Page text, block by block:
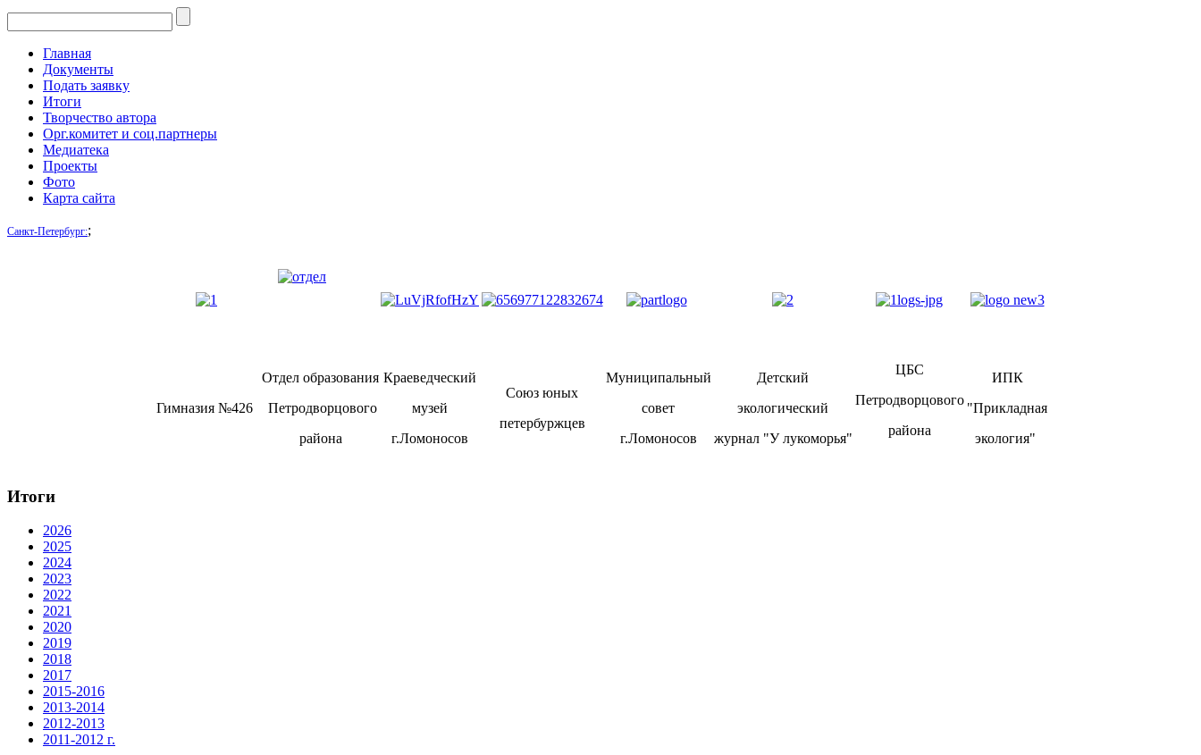
Главная
Документы
Подать заявку
Итоги
Творчество автора
Орг.комитет и соц.партнеры
Медиатека
Проекты
Фото
Карта сайта
Санкт-Петербург:;
Гимназия №426
Отдел образования
Петродворцового
района
Краеведческий
музей
г.Ломоносов
Союз юных
петербуржцев
Муниципальный
совет
г.Ломоносов
Детский
экологический
журнал "У лукоморья"
ЦБС
Петродворцового
района
ИПК
"Прикладная
экология"
Итоги
2026
2025
2024
2023
2022
2021
2020
2019
2018
2017
2015-2016
2013-2014
2012-2013
2011-2012 г.